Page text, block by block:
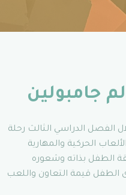
جامبولين
الفصل الدراسي الثالث رحلة
الحركية والمهارية
الطفل بذاته وشعوره
قيمة التعاون واللعب